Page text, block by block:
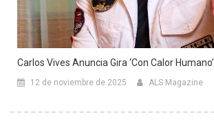
Carlos Vives Anuncia Gira ‘con Calor Humano’
12 de noviembre de 2025 ALS Magazine